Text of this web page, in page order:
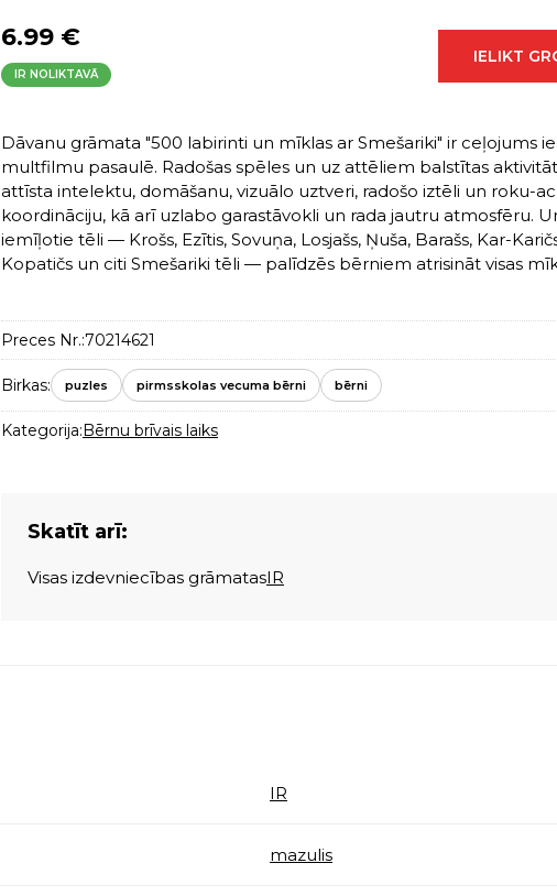
6.99 €
IR NOLIKTAVĀ
IELIKT
Dāvanu grāmata "500 labirinti un mīklas ar Smešariki" ir ceļojums
multfilmu pasaulē. Radošas spēles un uz attēliem balstītas
attīsta intelektu, domāšanu, vizuālo uztveri, radošo iztēli un roku-
koordināciju, kā arī uzlabo garastāvokli un rada jautru atmosfēru.
iemīļotie tēli — Krošs, Ezītis, Sovuņa, Losjašs, Ņuša, Barašs, Kar-
Kopatičs un citi Smešariki tēli — palīdzēs bērniem atrisināt visas
Preces Nr.:70214621
Birkas: puzles pirmsskolas vecuma bērni bērni
Kategorija:Bērnu brīvais laiks
Skatīt arī:
Visas izdevniecības grāmatasIR
IR
mazulis